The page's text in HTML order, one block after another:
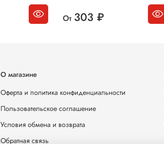
От 303 ₽
О магазине
Оферта и политика конфиденциальности
Пользовательское соглашение
Условия обмена и возврата
Обратная связь